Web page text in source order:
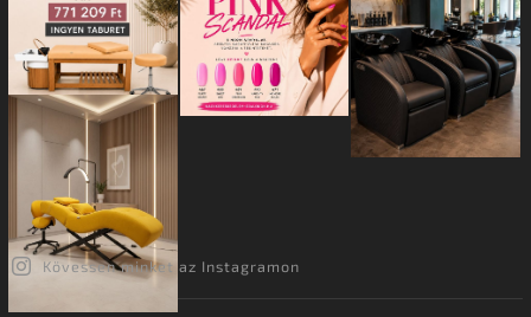
Kövessen minket az Instagramon